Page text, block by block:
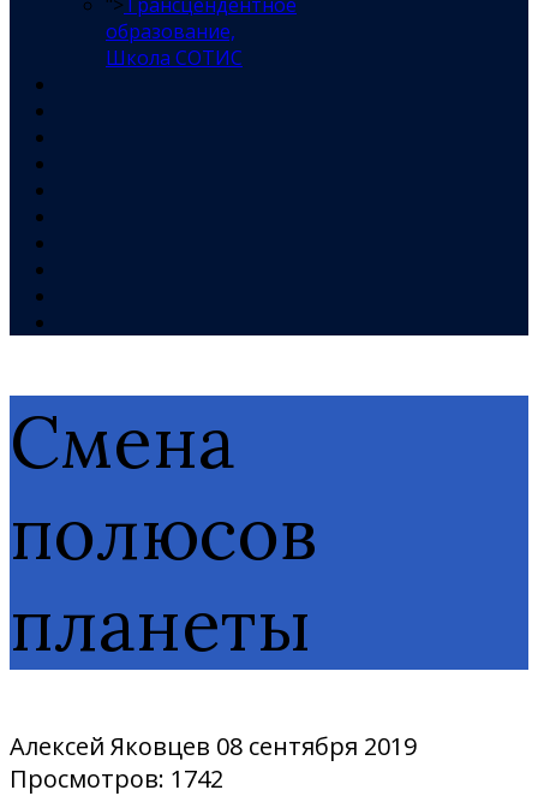
образование,
Школа СОТИС
Смена
полюсов
планеты
Алексей Яковцев 08 сентября 2019
Просмотров: 1742